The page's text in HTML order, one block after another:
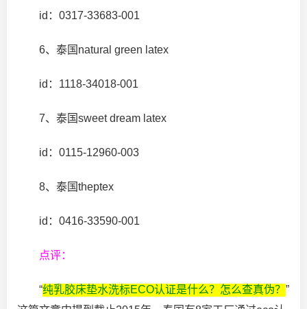
id：0317-33683-001
6、泰国natural green latex
id：1118-34018-001
7、泰国sweet dream latex
id：0115-12960-003
8、泰国theptex
id：0416-33590-001
点评：
“纯乳胶床垫水洗标ECO认证是什么？怎么查真伪？ ”